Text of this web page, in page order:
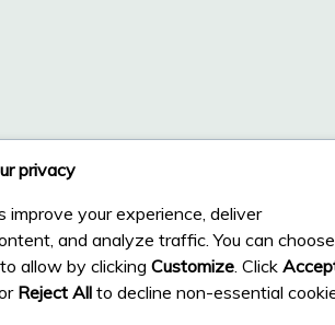
privacy
improve your experience, deliver
and analyze traffic. You can choose
allow by clicking Customize . Click
Reject All to decline non-essential